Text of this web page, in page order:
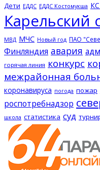
Дети ЕДДС ЕДДС Костомукша
Карельский
МВД МЧС Новый год ПАО
Финляндия авария
горячая линия конкурс
межрайонная
коронавируса погода пожар
роспотребнадзор
школа статистика суд